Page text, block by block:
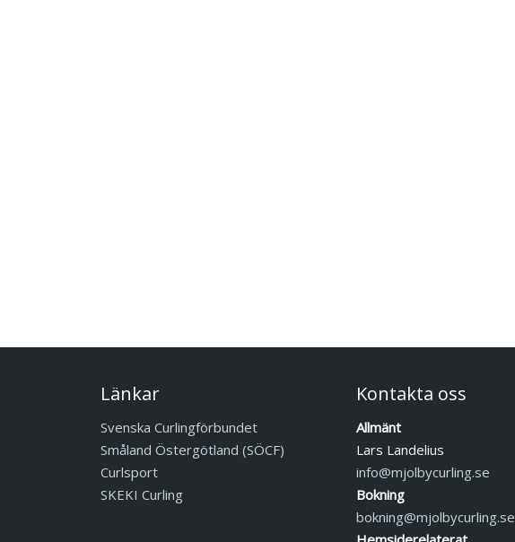
Länkar
Svenska Curlingförbundet
Småland Östergötland (SÖCF)
Curlsport
SKEKI Curling
Kontakta oss
Allmänt
Lars Landelius
info@mjolbycurling.se
Bokning
bokning@mjolbycurling.se